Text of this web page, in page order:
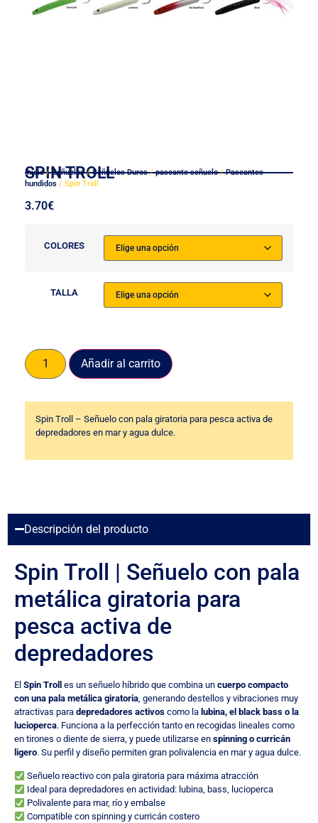
SPIN TROLL
Inicio/Señuelos/Señuelos Duros/paseante señuelo/Paseantes
hundidos / Spin Troll
3.70€
COLORES
TALLA
Añadir al carrito
Spin Troll – Señuelo con pala giratoria para pesca activa de
depredadores en mar y agua dulce.
Descripción del producto
Spin Troll | Señuelo con pala
metálica giratoria para
pesca activa de
depredadores
El Spin Troll es un señuelo híbrido que combina un cuerpo compacto
con una pala metálica giratoria , generando destellos y vibraciones muy
atractivas para depredadores activos como la lubina, el black bass o la
lucioperca. Funciona a la perfección tanto en recogidas lineales como
en tirones o diente de sierra, y puede utilizarse en spinning o curricán
ligero. Su perfil y diseño permiten gran polivalencia en mar y agua dulce.
Señuelo reactivo con pala giratoria para máxima atracción
Ideal para depredadores en actividad: lubina, bass, lucioperca
Polivalente para mar, río y embalse
Compatible con spinning y curricán costero